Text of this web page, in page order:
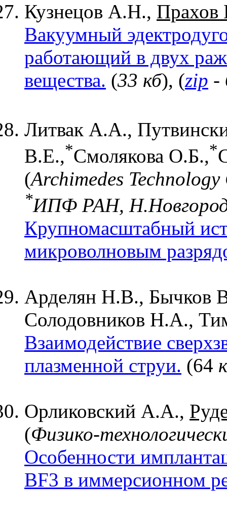
Кузнецов А.Н.,
Вакуумный
работающий в двух
вещества. (33 кб), (zip -
Литвак А.А.,
В.Е.,*Смолякова О.Б.,*
(Archimedes
*ИПФ РАН,
Крупномасштабный
микроволновым
Арделян Н.В., Бычков
Солодовников Н.А.,
Взаимодействие
плазменной струи. (64
Орликовский А.А.,
(Физико-
Особенности
BF3 в иммерсионном